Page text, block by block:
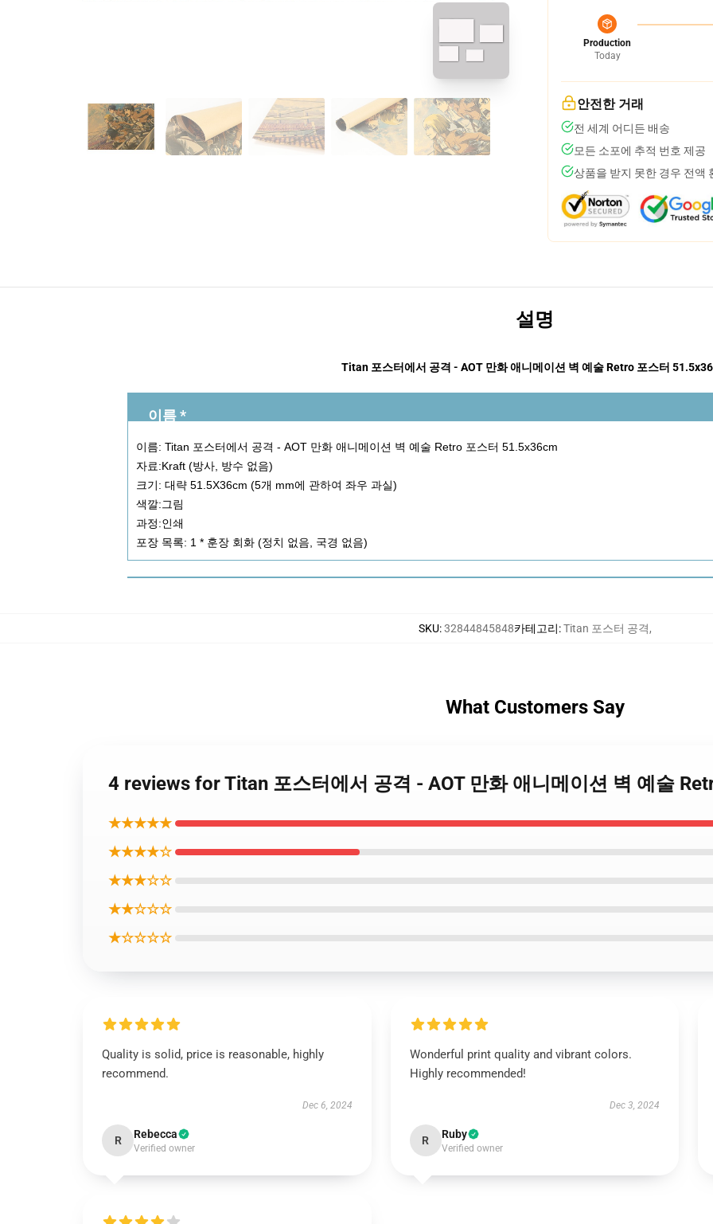
Production
Today
안전한 거래
전 세계 어디든 배송
모든 소포에 추적 번호 제공
상품을 받지 못한 경우 전액
설명
Titan 포스터에서 공격 - AOT 만화 애니메이션 벽 예술 Retro 포스터
이름 *
이름: Titan 포스터에서 공격 - AOT 만화 애니메이션 벽 예술 Retro 포스터 51.5x36cm
자료:Kraft (방사, 방수 없음)
크기: 대략 51.5X36cm (5개 mm에 관하여 좌우 과실)
색깔:그림
과정:인쇄
포장 목록: 1 * 훈장 회화 (정치 없음, 국경 없음)
SKU:32844845848카테고리:Titan 포스터 공격,
What Customers Say
4 reviews for Titan 포스터에서 공격 - AOT 만화 애니메이션 벽 예술
★★★★★
★★★★☆
★★★☆☆
★★☆☆☆
★☆☆☆☆
Quality is solid, price is reasonable, highly
recommend.
Dec 6, 2024
R Rebecca
Verified owner
Wonderful print quality and vibrant colors.
Highly recommended!
Dec 3, 2024
R Ruby
Verified owner